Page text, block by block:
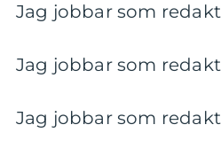
Jag jobbar som
Jag jobbar som
Jag jobbar som